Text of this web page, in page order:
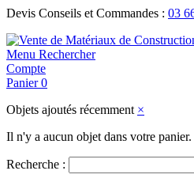
Devis Conseils et Commandes : 03
Menu Rechercher
Compte
Panier 0
Objets ajoutés récemment ×
Il n'y a aucun objet dans votre panier.
Recherche :